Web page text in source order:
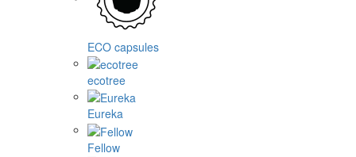
ECO capsules
ecotree
Eureka
Fellow